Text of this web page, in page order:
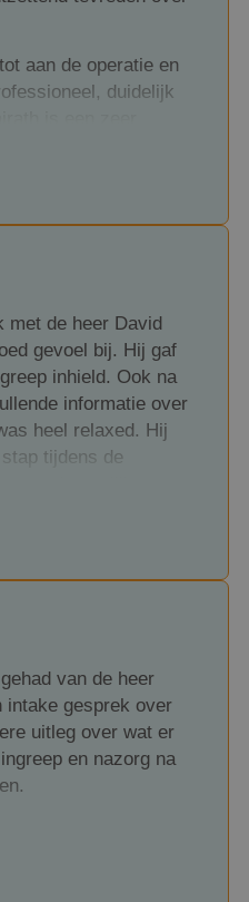
de geweldige zorg.
kunnen wensen! 🙌
aan de operatie en
duidelijk
en ervaring. Hij
spreekt, stelt je op
ben heel erg blij
mijn
ik voel mij er een
aan de heer
met de heer David
gevoel bij. Hij gaf
inhield. Ook na
informatie over
heel relaxed. Hij
tijdens de
de ingreep een
Ik ben erg
van de heer
intake gesprek over
uitleg over wat er
en nazorg na